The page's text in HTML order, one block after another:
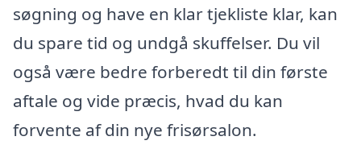
søgning og have en klar tjekliste klar, kan
du spare tid og undgå skuffelser. Du vil
også være bedre forberedt til din første
aftale og vide præcis, hvad du kan
forvente af din nye frisørsalon.